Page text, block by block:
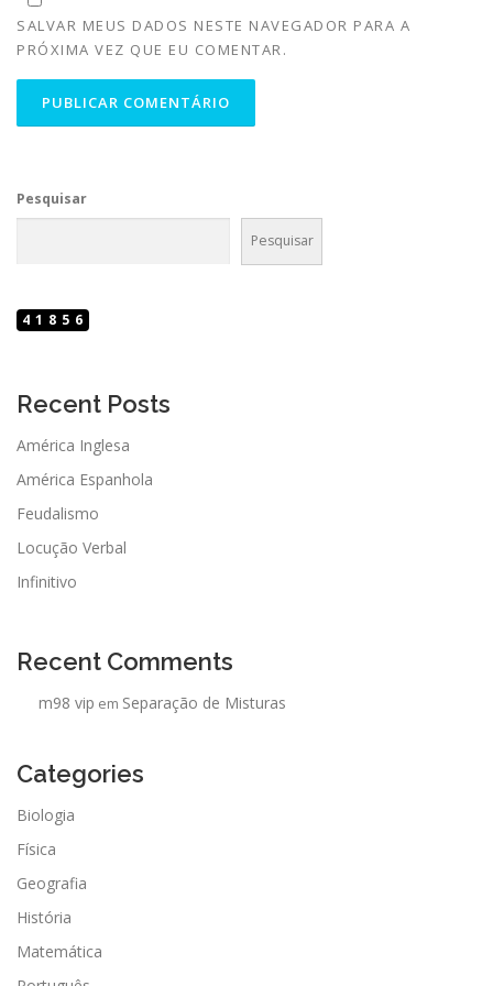
SALVAR MEUS DADOS NESTE NAVEGADOR PARA A
PRÓXIMA VEZ QUE EU COMENTAR.
Pesquisar
Pesquisar
41856
Recent Posts
América Inglesa
América Espanhola
Feudalismo
Locução Verbal
Infinitivo
Recent Comments
m98 vip em Separação de Misturas
Categories
Biologia
Física
Geografia
História
Matemática